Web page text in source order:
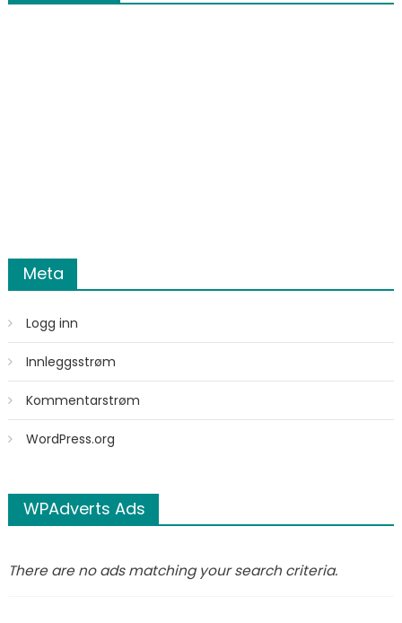
Meta
Logg inn
Innleggsstrøm
Kommentarstrøm
WordPress.org
WPAdverts Ads
There are no ads matching your search criteria.